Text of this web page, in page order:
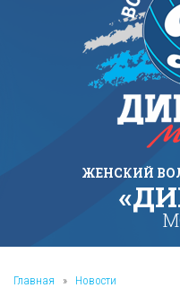
ЖЕНСКИЙ
Главная » Новости